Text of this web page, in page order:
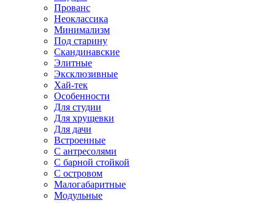
Прованс
Неоклассика
Минимализм
Под старину
Скандинавские
Элитные
Эксклюзивные
Хай-тек
Особенности
Для студии
Для хрущевки
Для дачи
Встроенные
С антресолями
С барной стойкой
С островом
Малогабаритные
Модульные